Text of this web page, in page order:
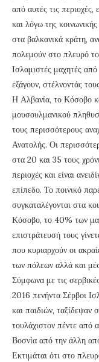
από αυτές τις
και λόγω της
στα βαλκανικά κράτη,
πολεμούν στο πλευρό
Ισλαμιστές μαχητές
εξάγουν, στέλνοντάς
Η Αλβανία, το Κόσοβο
μουσουλμανικού
τους περισσότερους
Ανατολής. Οι
στα 20 και 35 τους
περιοχές και είναι
επίπεδο. Το ποινικό
συγκαταλέγονται στα
Κόσοβο, το 40% των
επιστράτευσή τους
που κυριαρχούν οι
των πόλεων αλλά και
Σύμφωνα με τις
2016 πενήντα Σέρβοι
και παιδιών, ταξίδεψαν
τουλάχιστον πέντε από
Βοσνία από την άλλη
Εκτιμάται ότι στο